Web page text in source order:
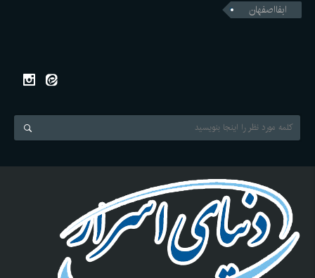
ابفااصفهان